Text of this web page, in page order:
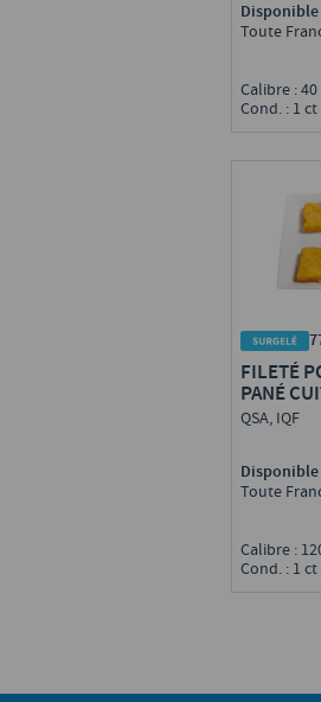
Toute
Calibre :
Cond. : 1
FILETÉ
PANÉ
QSA, IQF
Toute
Calibre :
Cond. : 1